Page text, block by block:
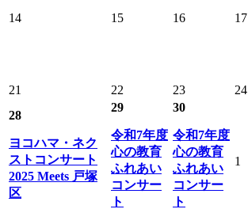
14 15 16 17
21 22 23 24
28
ヨコハマ・ネク
ストコンサート
2025 Meets 戸塚
区
29
令和7年度
心の教育
ふれあい
コンサー
ト
30
令和7年度
心の教育
ふれあい
コンサー
ト
1